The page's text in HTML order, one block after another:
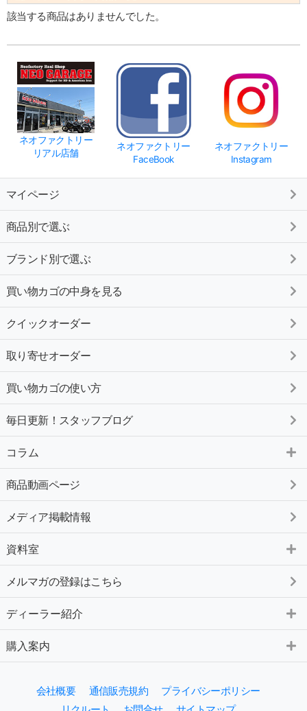
該当する商品はありませんでした。
ネオファクトリー
リアル店舗
ネオファクトリー
FaceBook
ネオファクトリー
Instagram
マイページ
商品別で選ぶ
ブランド別で選ぶ
買い物カゴの中身を見る
クイックオーダー
取り寄せオーダー
買い物カゴの使い方
毎日更新！スタッフブログ
コラム
商品動画ページ
メディア掲載情報
資料室
メルマガの登録はこちら
ディーラー紹介
購入案内
会社概要 通信販売規約
プライバシーポリシー